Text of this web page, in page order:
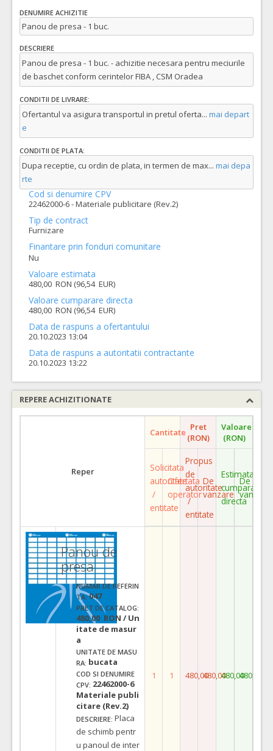
DENUMIRE ACHIZITIE
Panou de presa - 1 buc.
DESCRIERE
Panou de presa - 1 buc. - achizitie necesara pentru meciurile
de baschet conform cerintelor FIBA , CSM Oradea
CONDITII DE LIVRARE:
Ofertantul va asigura transportul in pretul oferta... mai depart
e
CONDITII DE PLATA:
Dupa receptie, cu ordin de plata, in termen de max... mai depa
rte
Cod si denumire CPV
22462000-6 - Materiale publicitare (Rev.2)
Tip de contract
Furnizare
Finantare prin fonduri comunitare
Nu
Valoare estimata
480,00 RON (96,54 EUR)
Valoare cumparare directa
480,00 RON (96,54 EUR)
Data de raspuns a ofertantului
20.10.2023 13:04
Data de raspuns a autoritatii contractante
20.10.2023 13:22
REPERE ACHIZITIONATE
Reper
Cantitate Pret
(RON)
Valoare
(RON)
Solicitata
autoritate
/
entitate
Ofertata
operator
Propus
de
autoritate
/
entitate
De
vanzare
Estimata
cumparare
directa
De
vanzare
Panou de
presa
NUMAR DE REFERIN
TA: 047
PRET DE CATALOG:
480,00 RON / Un
itate de masur
a
UNITATE DE MASU
RA: bucata
COD SI DENUMIRE
CPV: 22462000-6
Materiale publi
citare (Rev.2)
DESCRIERE: Placa
de schimb pentr
u panoul de inter
1 1 480,00480,00480,00480,00